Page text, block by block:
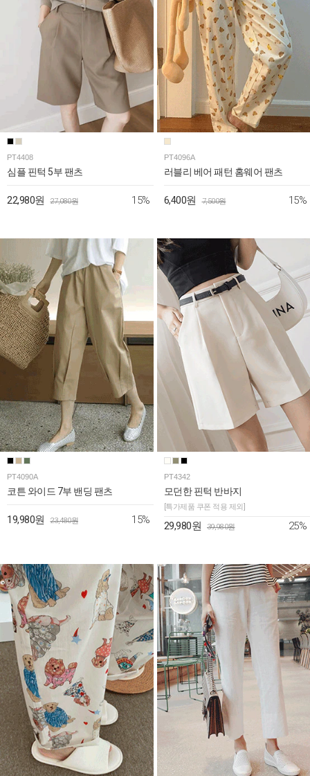
PT4408
심플 핀턱 5부 팬츠
22,980원 27,080원 15%
PT4096A
러블리 베어 패턴 홈웨어 팬츠
6,400원 7,500원 15%
PT4090A
코튼 와이드 7부 밴딩 팬츠
19,980원 23,480원 15%
PT4342
모던한 핀턱 반바지
[특가제품 쿠폰 적용 제외]
29,980원 39,980원 25%